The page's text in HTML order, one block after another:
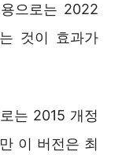
으로는 2022
것이 효과가
는 2015 개정
이 버전은 최